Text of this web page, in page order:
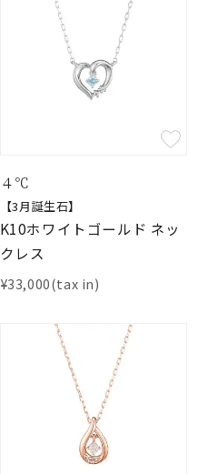
４℃
【3月誕生石】
K10ホワイトゴールド ネッ
クレス
¥33,000(tax in)